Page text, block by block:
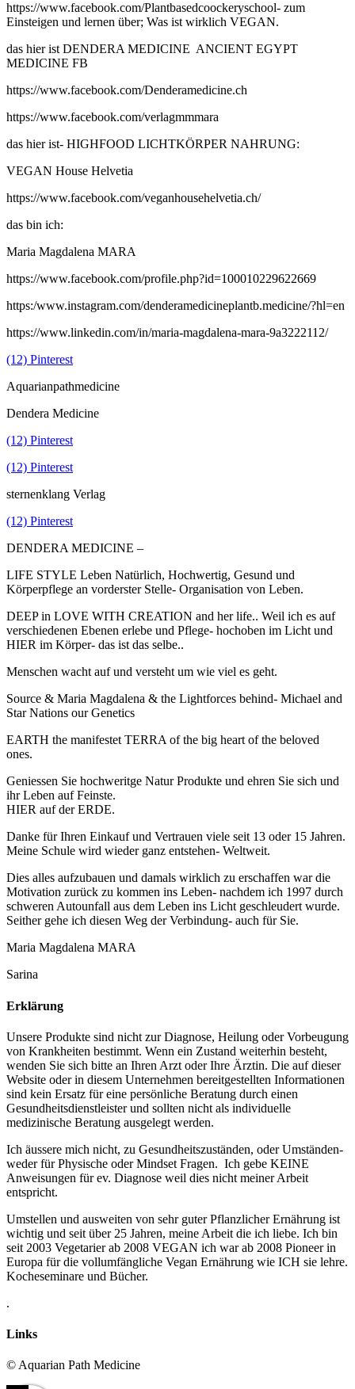
https://www.facebook.com/Plantbasedcoockeryschool- zum
Einsteigen und lernen über; Was ist wirklich VEGAN.
das hier ist DENDERA MEDICINE ANCIENT EGYPT
MEDICINE FB
https://www.facebook.com/Denderamedicine.ch
https://www.facebook.com/verlagmmmara
das hier ist- HIGHFOOD LICHTKÖRPER NAHRUNG:
VEGAN House Helvetia
https://www.facebook.com/veganhousehelvetia.ch/
das bin ich:
Maria Magdalena MARA
https://www.facebook.com/profile.php?id=100010229622669
https:/www.instagram.com/denderamedicineplantb.medicine/?hl=en
https://www.linkedin.com/in/maria-magdalena-mara-9a3222112/
(12) Pinterest
Aquarianpathmedicine
Dendera Medicine
(12) Pinterest
(12) Pinterest
sternenklang Verlag
(12) Pinterest
DENDERA MEDICINE –
LIFE STYLE Leben Natürlich, Hochwertig, Gesund und
Körperpflege an vorderster Stelle- Organisation von Leben.
DEEP in LOVE WITH CREATION and her life.. Weil ich es auf
verschiedenen Ebenen erlebe und Pflege- hochoben im Licht und
HIER im Körper- das ist das selbe..
Menschen wacht auf und versteht um wie viel es geht.
Source & Maria Magdalena & the Lightforces behind- Michael and
Star Nations our Genetics
EARTH the manifestet TERRA of the big heart of the beloved
ones.
Geniessen Sie hochweritge Natur Produkte und ehren Sie sich und
ihr Leben auf Feinste.
HIER auf der ERDE.
Danke für Ihren Einkauf und Vertrauen viele seit 13 oder 15 Jahren.
Meine Schule wird wieder ganz entstehen- Weltweit.
Dies alles aufzubauen und damals wirklich zu erschaffen war die
Motivation zurück zu kommen ins Leben- nachdem ich 1997 durch
schweren Autounfall aus dem Leben ins Licht geschleudert wurde.
Seither gehe ich diesen Weg der Verbindung- auch für Sie.
Maria Magdalena MARA
Sarina
Erklärung
Unsere Produkte sind nicht zur Diagnose, Heilung oder Vorbeugung
von Krankheiten bestimmt. Wenn ein Zustand weiterhin besteht,
wenden Sie sich bitte an Ihren Arzt oder Ihre Ärztin. Die auf dieser
Website oder in diesem Unternehmen bereitgestellten Informationen
sind kein Ersatz für eine persönliche Beratung durch einen
Gesundheitsdienstleister und sollten nicht als individuelle
medizinische Beratung ausgelegt werden.
Ich äussere mich nicht, zu Gesundheitszuständen, oder Umständen-
weder für Physische oder Mindset Fragen. Ich gebe KEINE
Anweisungen für ev. Diagnose weil dies nicht meiner Arbeit
entspricht.
Umstellen und ausweiten von sehr guter Pflanzlicher Ernährung ist
wichtig und seit über 25 Jahren, meine Arbeit die ich liebe. Ich bin
seit 2003 Vegetarier ab 2008 VEGAN ich war ab 2008 Pioneer in
Europa für die vollumfängliche Vegan Ernährung wie ICH sie lehre.
Kocheseminare und Bücher.
.
Links
© Aquarian Path Medicine